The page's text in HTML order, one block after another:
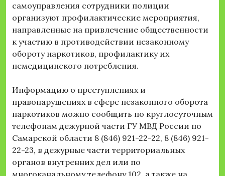
самоуправления сотрудники полиции
организуют профилактические мероприятия,
направленные на привлечение общественности
к участию в противодействии незаконному
обороту наркотиков, профилактику их
немедицинского потребления.
Информацию о преступлениях и
правонарушениях в сфере незаконного оборота
наркотиков можно сообщить по круглосуточным
телефонам дежурной части ГУ МВД России по
Самарской области 8 (846) 921-22-22, 8 (846) 921-
22-23, в дежурные части территориальных
органов внутренних дел или по